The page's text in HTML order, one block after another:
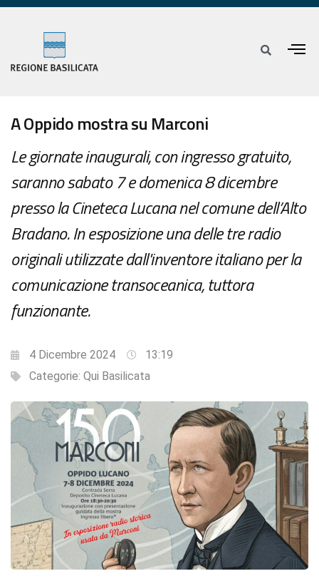
A Oppido mostra su Marconi
Le giornate inaugurali, con ingresso gratuito,
saranno sabato 7 e domenica 8 dicembre
presso la Cineteca Lucana nel comune dell’Alto
Bradano. In esposizione una delle tre radio
originali utilizzate dall'inventore italiano per la
comunicazione transoceanica, tuttora
funzionante.
4 Dicembre 2024
13:19
Categorie: Qui Basilicata